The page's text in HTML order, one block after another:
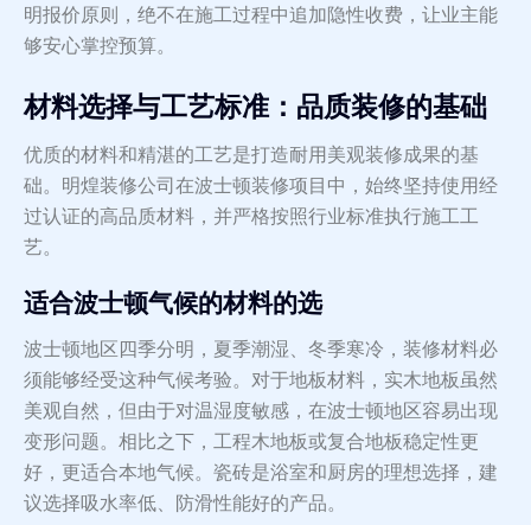
明报价原则，绝不在施工过程中追加隐性收费，让业主能
够安心掌控预算。
材料选择与工艺标准：品质装修的基础
优质的材料和精湛的工艺是打造耐用美观装修成果的基
础。明煌装修公司在波士顿装修项目中，始终坚持使用经
过认证的高品质材料，并严格按照行业标准执行施工工
艺。
适合波士顿气候的材料的选
波士顿地区四季分明，夏季潮湿、冬季寒冷，装修材料必
须能够经受这种气候考验。对于地板材料，实木地板虽然
美观自然，但由于对温湿度敏感，在波士顿地区容易出现
变形问题。相比之下，工程木地板或复合地板稳定性更
好，更适合本地气候。瓷砖是浴室和厨房的理想选择，建
议选择吸水率低、防滑性能好的产品。